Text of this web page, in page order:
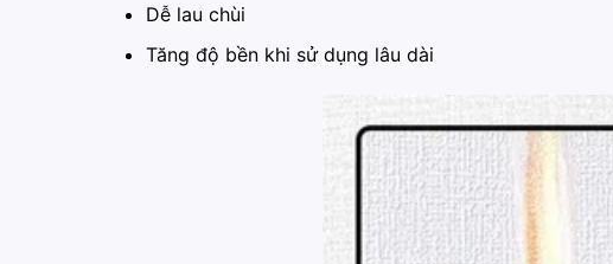
Dễ lau chùi
Tăng độ bền khi sử dụng lâu dài